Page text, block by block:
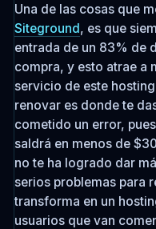
Una de las cosas que
Siteground, es que
entrada de un 83% de
compra, y esto atrae a
servicio de este
renovar es donde te
cometido un error,
saldrá en menos de
no te ha logrado dar
serios problemas para
transforma en un
usuarios que van